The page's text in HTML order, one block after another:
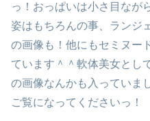
っ！おっぱいは小さ目なが
姿はもちろんの事、ランジ
の画像も！他にもセミヌー
ています＾＾軟体美女とし
の画像なんかも入っていま
ご覧になってくださいっ！